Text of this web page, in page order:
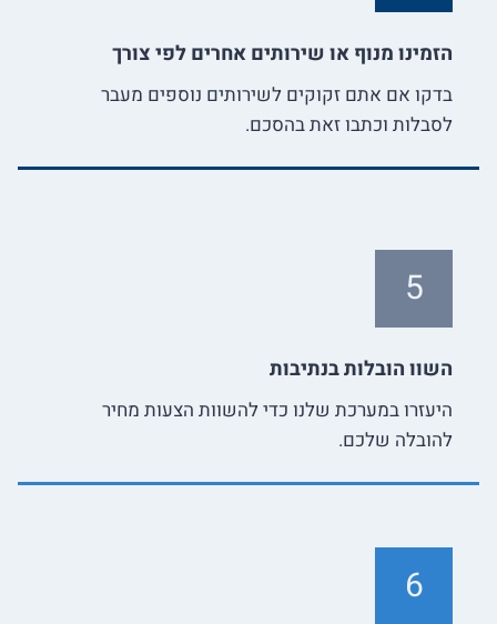
הזמינו מנוף או שירותים אחרים לפי צורך
בדקו אם אתם זקוקים לשירותים נוספים מעבר
לסבלות וכתבו זאת בהסכם.
5
השוו הובלות בנתיבות
היעזרו במערכת שלנו כדי להשוות הצעות מחיר
להובלה שלכם.
6